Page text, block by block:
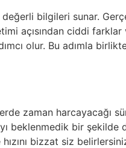
bilgileri sunar.
açısından ciddi farklar
olur. Bu adımla
zaman harcayacağı
beklenmedik bir şekilde
bizzat siz